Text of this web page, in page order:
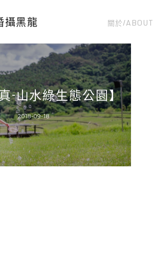
攝黑龍 關於/ABOUT
-山水綠生態公園】
2018-09-18